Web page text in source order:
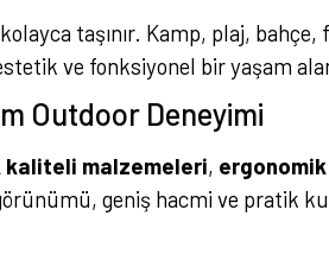
taşınır. Kamp, plaj,
ve fonksiyonel bir yaşam
Outdoor Deneyimi
kaliteli malzemeleri, ergonomik
geniş hacmi ve pratik